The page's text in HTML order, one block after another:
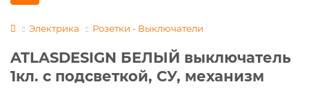
Электрика Розетки - Выключатели
ATLASDESIGN БЕЛЫЙ выключатель
1кл. с подсветкой, СУ, механизм